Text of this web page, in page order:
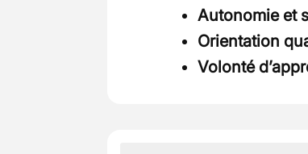
Autonomie et
Orientation
Volonté